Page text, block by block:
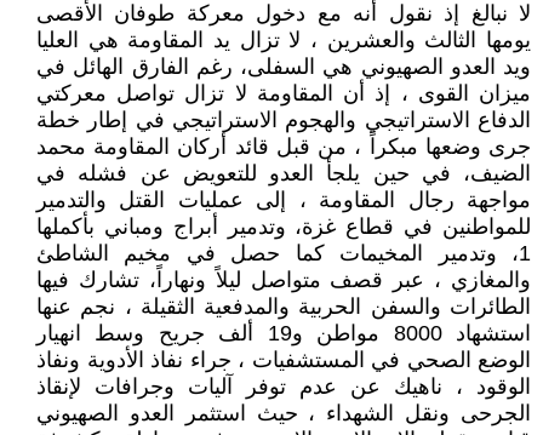
لا نبالغ إذ نقول أنه مع دخول معركة طوفان الأقصى
يومها الثالث والعشرين ، لا تزال يد المقاومة هي العليا
ويد العدو الصهيوني هي السفلى، رغم الفارق الهائل في
ميزان القوى ، إذ أن المقاومة لا تزال تواصل معركتي
الدفاع الاستراتيجي والهجوم الاستراتيجي في إطار خطة
جرى وضعها مبكراً ، من قبل قائد أركان المقاومة محمد
الضيف، في حين يلجأ العدو للتعويض عن فشله في
مواجهة رجال المقاومة ، إلى عمليات القتل والتدمير
للمواطنين في قطاع غزة، وتدمير أبراج ومباني بأكملها
1، وتدمير المخيمات كما حصل في مخيم الشاطئ
والمغازي ، عبر قصف متواصل ليلاً ونهاراً، تشارك فيها
الطائرات والسفن الحربية والمدفعية الثقيلة ، نجم عنها
استشهاد 8000 مواطن و19 ألف جريح وسط انهيار
الوضع الصحي في المستشفيات ، جراء نفاذ الأدوية ونفاذ
الوقود ، ناهيك عن عدم توفر آليات وجرافات لإنقاذ
الجرحى ونقل الشهداء ، حيث استثمر العدو الصهيوني